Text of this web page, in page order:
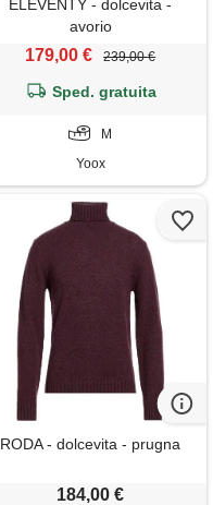
ELEVENTY - dolcevita -
avorio
179,00 € 239,00 €
Sped. gratuita
M
Yoox
RODA - dolcevita - prugna
184,00 €